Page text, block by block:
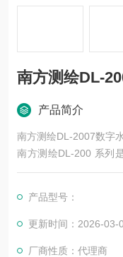
南方测绘DL-
产品简介
南方测绘DL-2007数字
南方测绘DL-200 系列
向数字化的转变，DL-
仪器还会显示闭合差
员对该线路的测量质量
产品型号：
更新时间：2026-03-
厂商性质：代理商